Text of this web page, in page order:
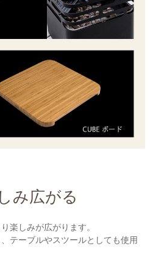
み広がる
楽しみが広がります。
テーブルやスツールとしても使用